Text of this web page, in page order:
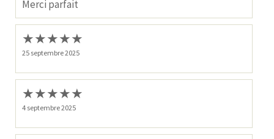
Merci parfait
★★★★★
25 septembre 2025
★★★★★
4 septembre 2025